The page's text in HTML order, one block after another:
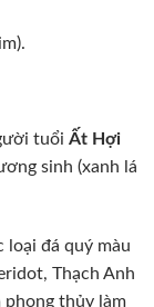
tuổi Ất Hợi
sinh (xanh lá
loại đá quý màu
Thạch Anh
phong thủy làm